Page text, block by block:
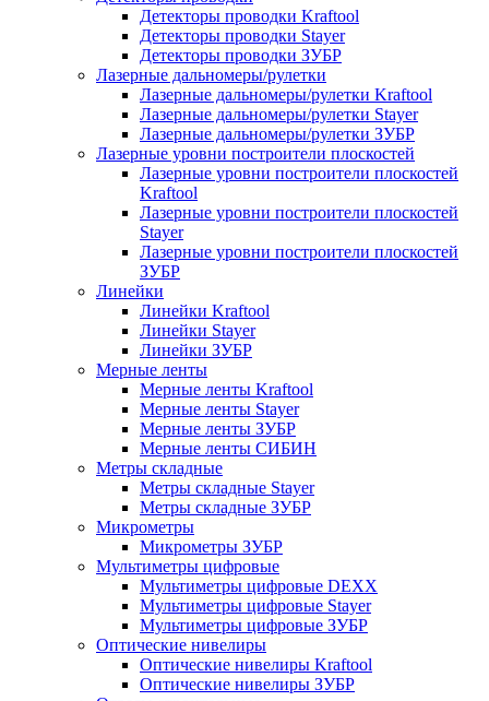
Детекторы проводки Kraftool
Детекторы проводки Stayer
Детекторы проводки ЗУБР
Лазерные дальномеры/рулетки
Лазерные дальномеры/рулетки Kraftool
Лазерные дальномеры/рулетки Stayer
Лазерные дальномеры/рулетки ЗУБР
Лазерные уровни построители плоскостей
Лазерные уровни построители плоскостей
Kraftool
Лазерные уровни построители плоскостей
Stayer
Лазерные уровни построители плоскостей
ЗУБР
Линейки
Линейки Kraftool
Линейки Stayer
Линейки ЗУБР
Мерные ленты
Мерные ленты Kraftool
Мерные ленты Stayer
Мерные ленты ЗУБР
Мерные ленты СИБИН
Метры складные
Метры складные Stayer
Метры складные ЗУБР
Микрометры
Микрометры ЗУБР
Мультиметры цифровые
Мультиметры цифровые DEXX
Мультиметры цифровые Stayer
Мультиметры цифровые ЗУБР
Оптические нивелиры
Оптические нивелиры Kraftool
Оптические нивелиры ЗУБР